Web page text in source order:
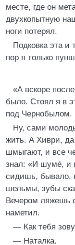
месте, где он
двухкопытную
ноги потерял.
Подковка эта и
пор я только
«А вскоре
было. Стоял я в
под Чернобылом.
Ну, сами
жить. А Хиври,
шмыгают, и все
знал: «И шуме́, и
сидишь, бывало,
шельмы, зубы
Вечером ляжешь
наметил.
— Как тебя
— Наталка.